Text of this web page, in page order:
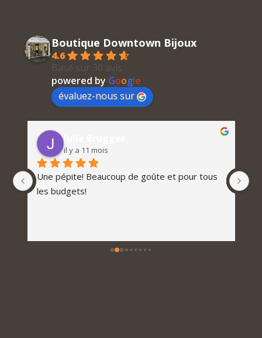
Boutique Downtown Bijoux
4.6
Basé sur 30 avis
powered by Google
évaluez-nous sur
Julie Brugger
il y a 11 mois
Une pépite! Beaucoup de goûte et pour tous
les budgets!